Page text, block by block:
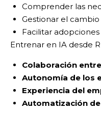
Comprender las
Gestionar el
Facilitar
Entrenar en IA desde
Colaboración
Autonomía de los
Experiencia del
Automatización